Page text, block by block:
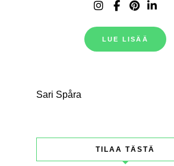
LUE LISÄÄ
Sari Spåra
TILAA TÄSTÄ